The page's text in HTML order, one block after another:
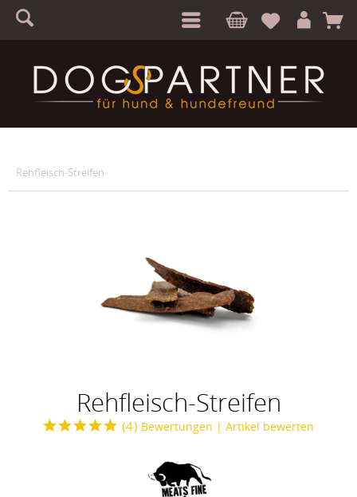
S A
Rehfleisch-Streifen
Rehfleisch-Streifen
(4) Bewertungen | Artikel bewerten